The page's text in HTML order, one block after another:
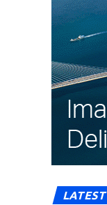
LATEST